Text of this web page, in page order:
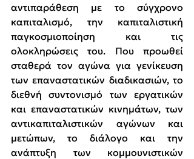
αντιπαράθεση με το σύγχρονο
καπιταλισμό, την καπιταλιστική
παγκοσμιοποίηση και τις
ολοκληρώσεις του. Που προωθεί
σταθερά τον αγώνα για γενίκευση
των επαναστατικών διαδικασιών, το
διεθνή συντονισμό των εργατικών
και επαναστατικών κινημάτων, των
αντικαπιταλιστικών αγώνων και
μετώπων, το διάλογο και την
ανάπτυξη των κομμουνιστικών